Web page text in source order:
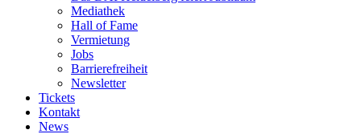
Mediathek
Hall of Fame
Vermietung
Jobs
Barrierefreiheit
Newsletter
Tickets
Kontakt
News